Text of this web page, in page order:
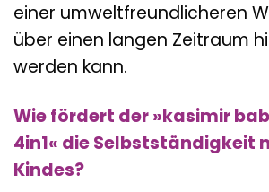
einer umweltfreundlicheren
über einen langen Zeitraum
werden kann.
Wie fördert der »kasimir
4in1« die Selbstständigkeit
Kindes?